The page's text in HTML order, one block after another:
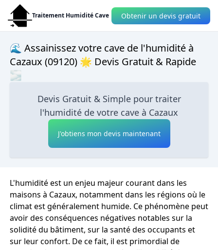
Traitement Humidité Cave Obtenir un devis gratuit
🌊 Assainissez votre cave de l'humidité à
Cazaux (09120) 🌟 Devis Gratuit & Rapide
🌫
Devis Gratuit & Simple pour traiter
l'humidité de votre cave à Cazaux
J'obtiens mon devis maintenant
L'humidité est un enjeu majeur courant dans les
maisons à Cazaux, notamment dans les régions où le
climat est généralement humide. Ce phénomène peut
avoir des conséquences négatives notables sur la
solidité du bâtiment, sur la santé des occupants et
sur leur confort. De ce fait, il est primordial de